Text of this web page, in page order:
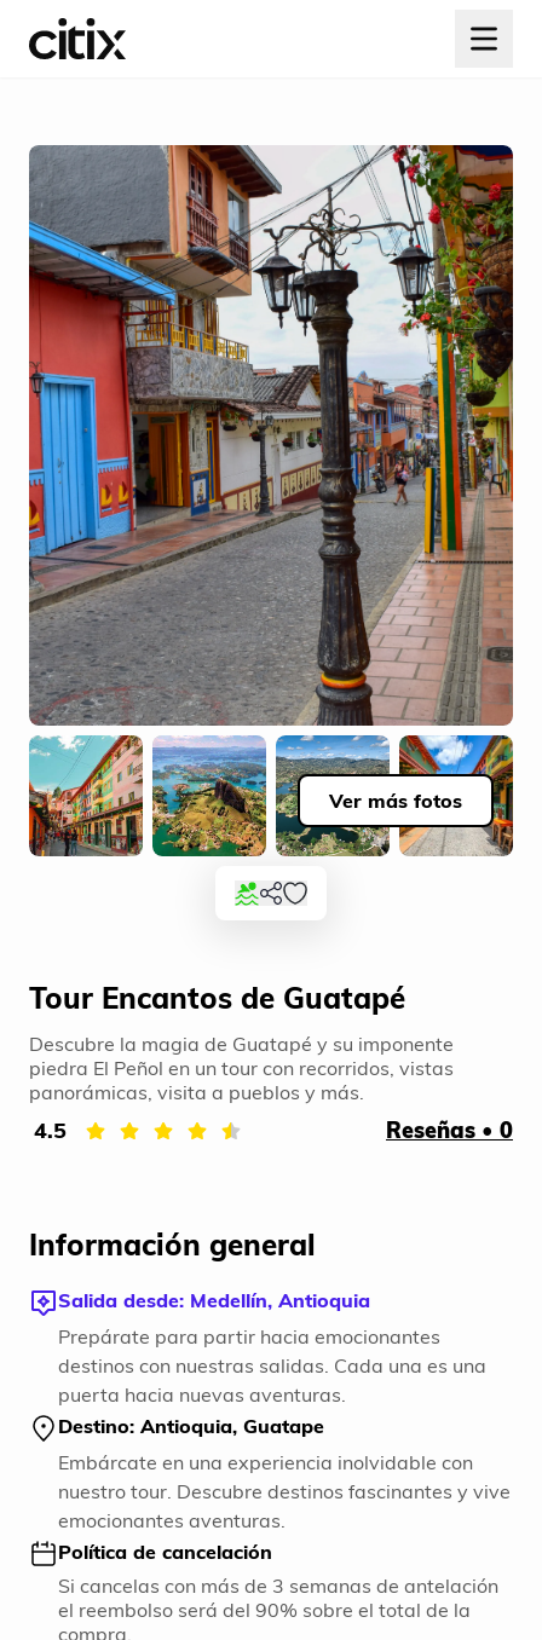
Ver más fotos
Tour Encantos de Guatapé
Descubre la magia de Guatapé y su imponente
piedra El Peñol en un tour con recorridos, vistas
panorámicas, visita a pueblos y más.
4.5 Reseñas • 0
Información general
Salida desde: Medellín, Antioquia
Prepárate para partir hacia emocionantes
destinos con nuestras salidas. Cada una es una
puerta hacia nuevas aventuras.
Destino: Antioquia, Guatape
Embárcate en una experiencia inolvidable con
nuestro tour. Descubre destinos fascinantes y vive
emocionantes aventuras.
Política de cancelación
Si cancelas con más de 3 semanas de antelación
el reembolso será del 90% sobre el total de la
compra.